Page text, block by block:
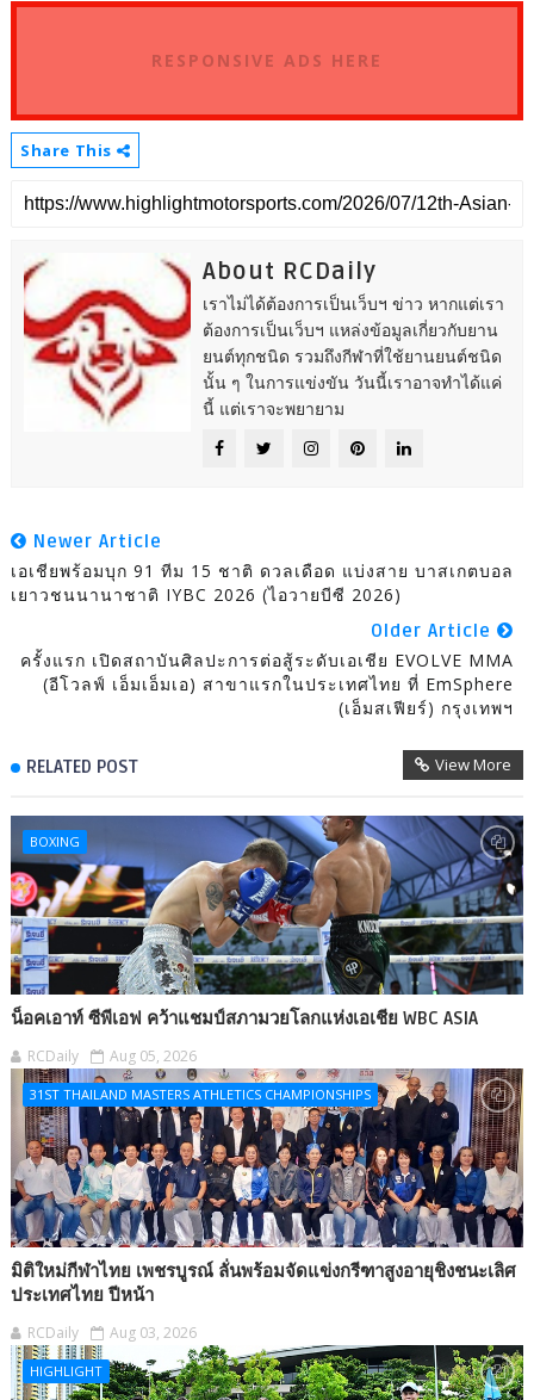
RESPONSIVE ADS HERE
Share This
About RCDaily
เราไม่ได้ต้องการเป็นเว็บฯ ข่าว หากแต่เรา
ต้องการเป็นเว็บฯ แหล่งข้อมูลเกี่ยวกับยาน
ยนต์ทุกชนิด รวมถึงกีฬาที่ใช้ยานยนต์ชนิด
นั้น ๆ ในการแข่งขัน วันนี้เราอาจทำได้แค่
นี้ แต่เราจะพยายาม
Newer Article
เอเชียพร้อมบุก 91 ทีม 15 ชาติ ดวลเดือด แบ่งสาย บาสเกตบอล
เยาวชนนานาชาติ IYBC 2026 (ไอวายบีซี 2026)
Older Article
ครั้งแรก เปิดสถาบันศิลปะการต่อสู้ระดับเอเชีย EVOLVE MMA
(อีโวลฟ์ เอ็มเอ็มเอ) สาขาแรกในประเทศไทย ที่ EmSphere
(เอ็มสเฟียร์) กรุงเทพฯ
RELATED POST View More
BOXING
น็อคเอาท์ ซีพีเอฟ คว้าแชมป์สภามวยโลกแห่งเอเชีย WBC ASIA
RCDaily Aug 05, 2026
31ST THAILAND MASTERS ATHLETICS CHAMPIONSHIPS
มิติใหม่กีฬาไทย เพชรบูรณ์ ลั่นพร้อมจัดแข่งกรีฑาสูงอายุชิงชนะเลิศ
ประเทศไทย ปีหน้า
RCDaily Aug 03, 2026
HIGHLIGHT